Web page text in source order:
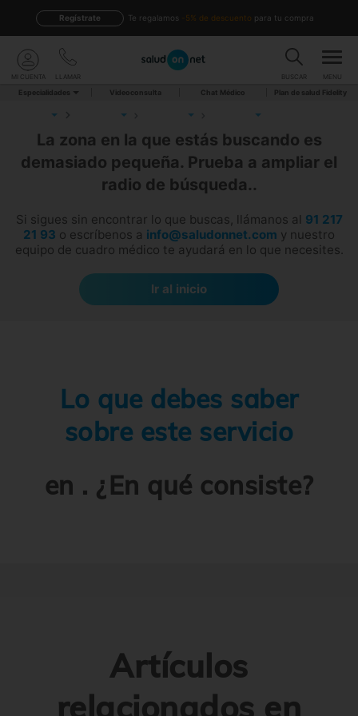
te regalamos -5% de descuento para tu compra
Regístrate
LLAMAR
MI CUENTA BUSCAR MENU
Especialidades Videoconsulta Chat Médico Plan de salud Fidelity
La zona en la que estás buscando es
demasiado pequeña. Prueba a ampliar el
radio de búsqueda..
Si sigues sin encontrar lo que buscas, llámanos al 91 217
21 93 o escríbenos a info@saludonnet.com y nuestro
equipo de cuadro médico te ayudará en lo que necesites.
Ir al inicio
Lo que debes saber
sobre este servicio
en . ¿En qué consiste?
Artículos
relacionados en